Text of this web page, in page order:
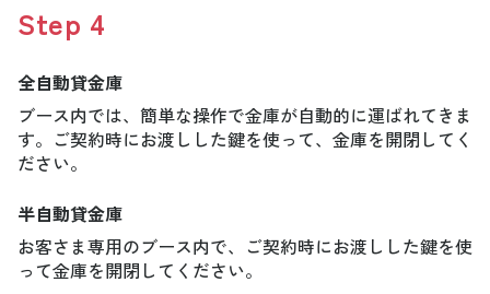
Step 4
全自動貸金庫
ブース内では、簡単な操作で金庫が自動的に運ばれてきま
す。ご契約時にお渡しした鍵を使って、金庫を開閉してく
ださい。
半自動貸金庫
お客さま専用のブース内で、ご契約時にお渡しした鍵を使
って金庫を開閉してください。